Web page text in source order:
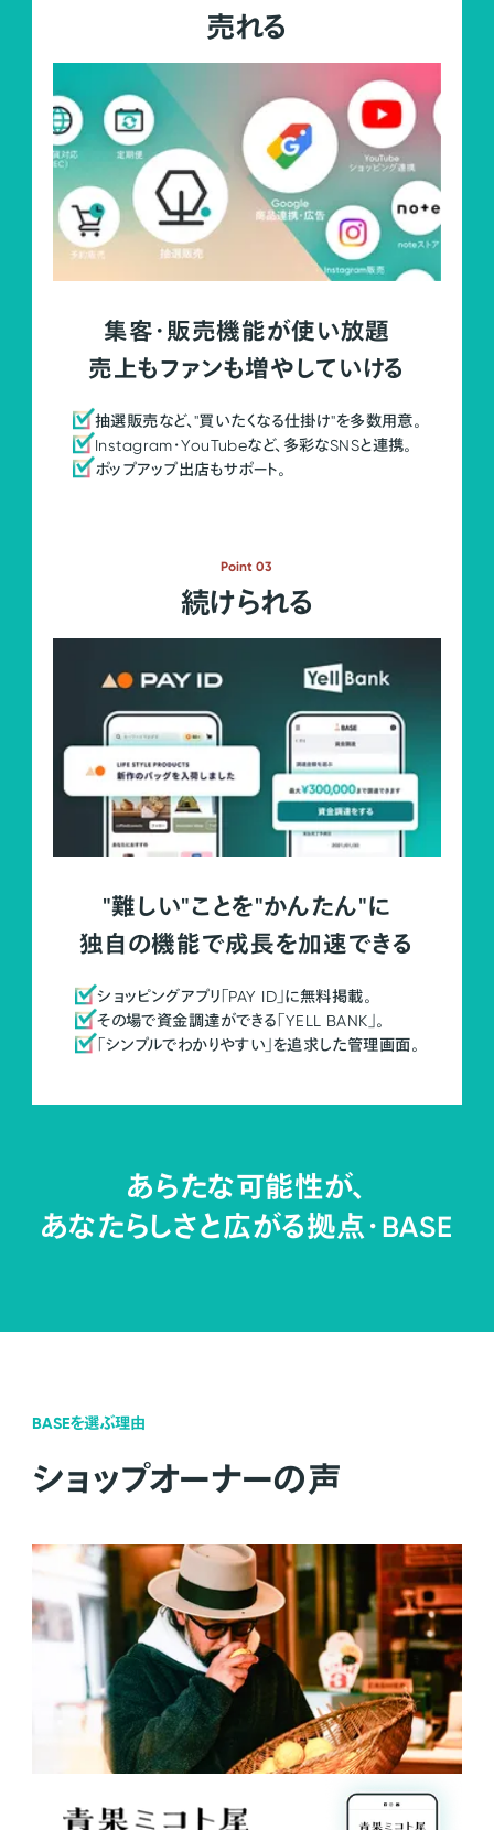
売れる
集客・販売機能が使い放題
売上もファンも増やしていける
抽選販売など、"買いたくなる仕掛け"を多数用意。
Instagram・YouTubeなど、多彩なSNSと連携。
ポップアップ出店もサポート。
Point 03
続けられる
"難しい"ことを"かんたん"に
独自の機能で成長を加速できる
ショッピングアプリ「PAY ID」に無料掲載。
その場で資金調達ができる「YELL BANK」。
「シンプルでわかりやすい」を追求した管理画面。
あらたな可能性が、
あなたらしさと広がる拠点・BASE
BASEを選ぶ理由
ショップオーナーの声